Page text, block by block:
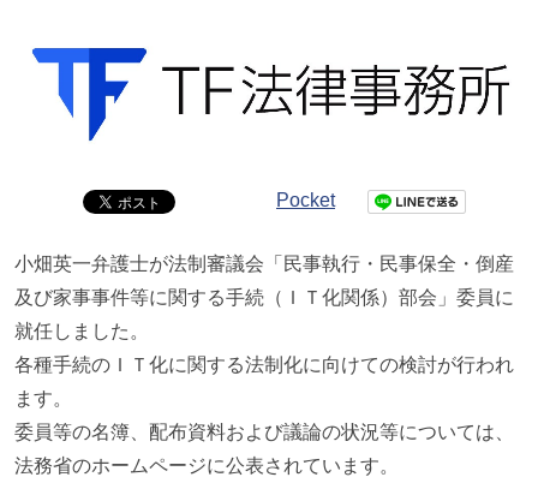
Pocket
小畑英一弁護士が法制審議会「民事執行・民事保全・倒産
及び家事事件等に関する手続（ＩＴ化関係）部会」委員に
就任しました。
各種手続のＩＴ化に関する法制化に向けての検討が行われ
ます。
委員等の名簿、配布資料および議論の状況等については、
法務省のホームページに公表されています。